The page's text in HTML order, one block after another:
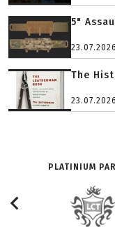
5"
23.07.2026
The
23.07.2026
PLATINIUM